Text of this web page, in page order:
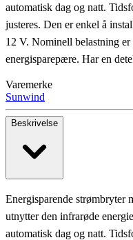
automatisk dag og natt.
justeres. Den er enkel å
12 V. Nominell belastning
energisparepære. Har en
Varemerke
Sunwind
Beskrivelse
Energisparende strømbryter
utnytter den infrarøde
automatisk dag og natt.